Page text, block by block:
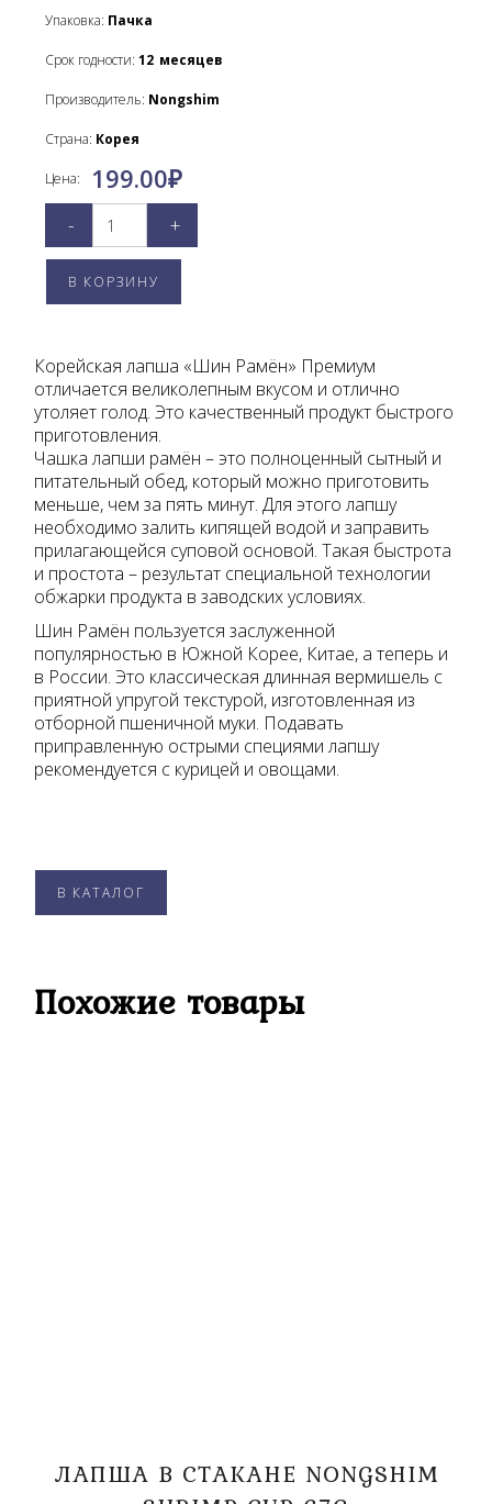
Упаковка: Пачка
Срок годности: 12 месяцев
Производитель: Nongshim
Страна: Корея
Цена: 199.00₽
- +
Корейская лапша «Шин Рамён» Премиум
отличается великолепным вкусом и отлично
утоляет голод. Это качественный продукт быстрого
приготовления.
Чашка лапши рамён – это полноценный сытный и
питательный обед, который можно приготовить
меньше, чем за пять минут. Для этого лапшу
необходимо залить кипящей водой и заправить
прилагающейся суповой основой. Такая быстрота
и простота – результат специальной технологии
обжарки продукта в заводских условиях.
Шин Рамён пользуется заслуженной
популярностью в Южной Корее, Китае, а теперь и
в России. Это классическая длинная вермишель с
приятной упругой текстурой, изготовленная из
отборной пшеничной муки. Подавать
приправленную острыми специями лапшу
рекомендуется с курицей и овощами.
В КАТАЛОГ
Похожие товары
ЛАПША В СТАКАНЕ NONGSHIM